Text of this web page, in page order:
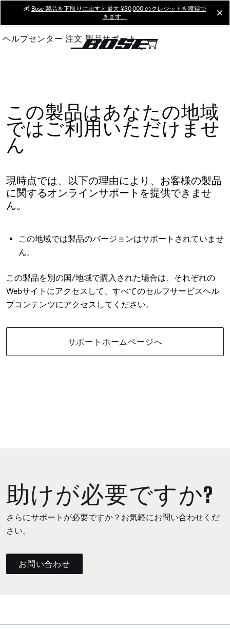
Main
💰 Bose 製品を下取りに出すと最大 ¥30,000 のクレジットを獲得で
きます。
ヘルプセンター 注文 製品サポート
この製品はあなたの地域
ではご利用いただけませ
ん
現時点では、以下の理由により、お客様の製品
に関するオンラインサポートを提供できませ
ん。
この地域では製品のバージョンはサポートされていませ
ん。
この製品を別の国/地域で購入された場合は、それぞれの
Webサイトにアクセスして、すべてのセルフサービスヘル
プコンテンツにアクセスしてください。
サポートホームページへ
助けが必要ですか?
さらにサポートが必要ですか？お気軽にお問い合わせくだ
さい。
お問い合わせ